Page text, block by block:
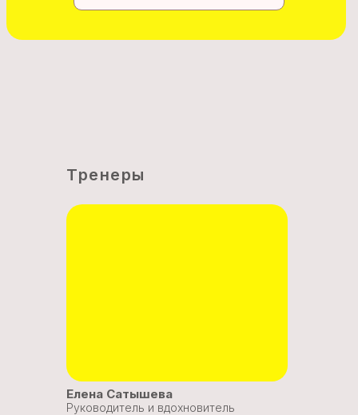
Тренеры
Елена Сатышева
Руководитель и вдохновитель